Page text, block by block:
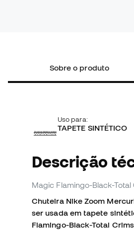
Sobre o produto
Uso para:
TAPETE SINTÉTICO
Descrição
Magic Flamingo-Black-Total
Chuteira Nike Zoom
ser usada em tapete
Flamingo-Black-Total